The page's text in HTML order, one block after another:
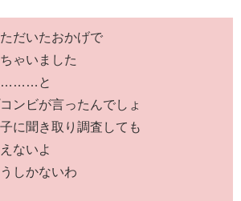
だいたおかげで
ゃいました
と
ンビが言ったんでしょ
に聞き取り調査しても
ないよ
しかないわ